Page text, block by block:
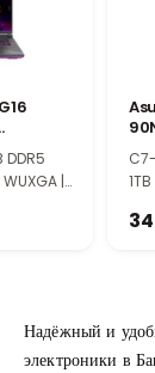
DDR5
WUXGA |
Надёжный и
электроники в